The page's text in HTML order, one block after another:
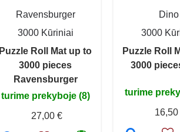
Ravensburger
3000 Kūriniai
Puzzle Roll Mat up to
3000 pieces
Ravensburger
turime prekyboje (8)
27,00 €
Dino
3000
Puzzle Roll
3000
turime
16,50